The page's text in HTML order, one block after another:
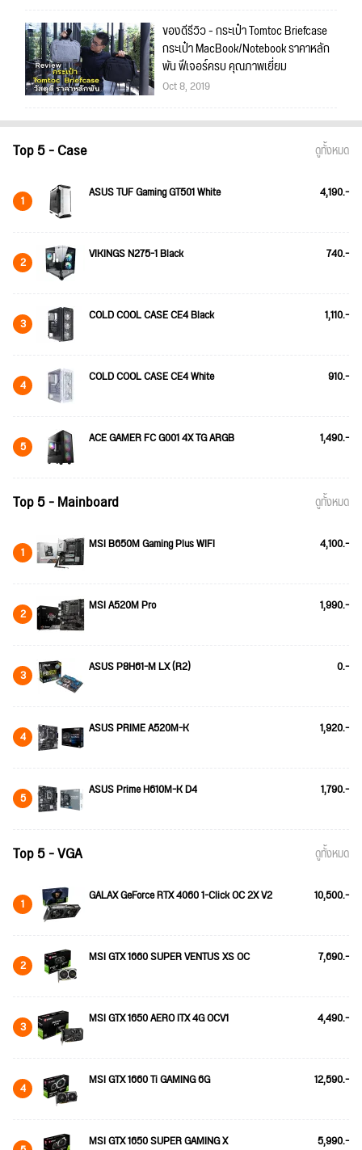
ของดีรีวิว - กระเป๋า Tomtoc Briefcase
กระเป๋า MacBook/Notebook ราคาหลัก
พัน ฟีเจอร์ครบ คุณภาพเยี่ยม
Oct 8, 2019
Top 5 - Case ดูทั้งหมด
1 ASUS TUF Gaming GT501 White 4,190.-
2 VIKINGS N275-1 Black 740.-
3 COLD COOL CASE CE4 Black 1,110.-
4 COLD COOL CASE CE4 White 910.-
5 ACE GAMER FC G001 4X TG ARGB 1,490.-
Top 5 - Mainboard ดูทั้งหมด
1 MSI B650M Gaming Plus WIFI 4,100.-
2 MSI A520M Pro 1,990.-
3 ASUS P8H61-M LX (R2) 0.-
4 ASUS PRIME A520M-K 1,920.-
5 ASUS Prime H610M-K D4 1,790.-
Top 5 - VGA ดูทั้งหมด
1 GALAX GeForce RTX 4060 1-Click OC 2X V2 10,500.-
2 MSI GTX 1660 SUPER VENTUS XS OC 7,690.-
3 MSI GTX 1650 AERO ITX 4G OCV1 4,490.-
4 MSI GTX 1660 Ti GAMING 6G 12,590.-
MSI GTX 1650 SUPER GAMING X 5,990.-